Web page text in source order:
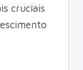
cruciais